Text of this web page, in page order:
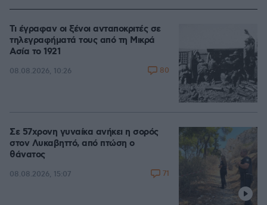
Τι έγραφαν οι ξένοι ανταποκριτές σε
τηλεγραφήματά τους από τη Μικρά
Ασία το 1921
08.08.2026, 10:26 80
Σε 57χρονη γυναίκα ανήκει η σορός
στον Λυκαβηττό, από πτώση ο
θάνατος
08.08.2026, 15:07 71